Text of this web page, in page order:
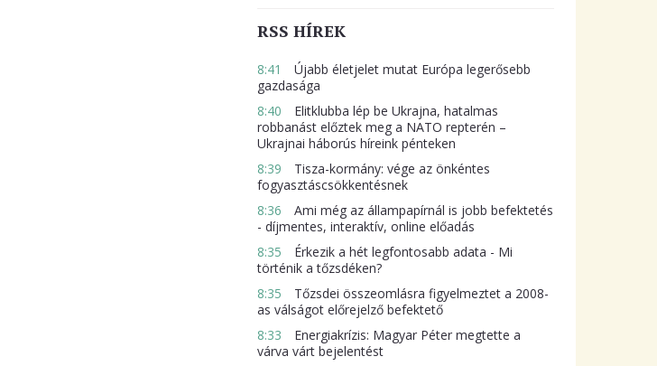
RSS HÍREK
8:41
Újabb életjelet mutat Európa legerősebb
gazdasága
8:40
Elitklubba lép be Ukrajna, hatalmas
robbanást előztek meg a NATO repterén –
Ukrajnai háborús híreink pénteken
8:39
Tisza-kormány: vége az önkéntes
fogyasztáscsökkentésnek
8:36
Ami még az állampapírnál is jobb befektetés
- díjmentes, interaktív, online előadás
8:35
Érkezik a hét legfontosabb adata - Mi
történik a tőzsdéken?
8:35
Tőzsdei összeomlásra figyelmeztet a 2008-
as válságot előrejelző befektető
8:33
Energiakrízis: Magyar Péter megtette a
várva várt bejelentést